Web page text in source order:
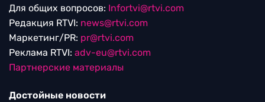
Для общих вопросов: Infortvi@rtvi.com
Редакция RTVI: news@rtvi.com
Маркетинг/PR: pr@rtvi.com
Реклама RTVI: adv-eu@rtvi.com
Партнерские материалы
Достойные новости